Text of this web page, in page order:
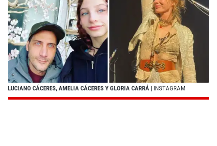
LUCIANO CÁCERES, AMELIA CÁCERES Y GLORIA CARRÁ | INSTAGRAM